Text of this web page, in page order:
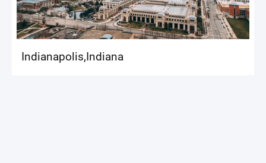
Indianapolis,Indiana